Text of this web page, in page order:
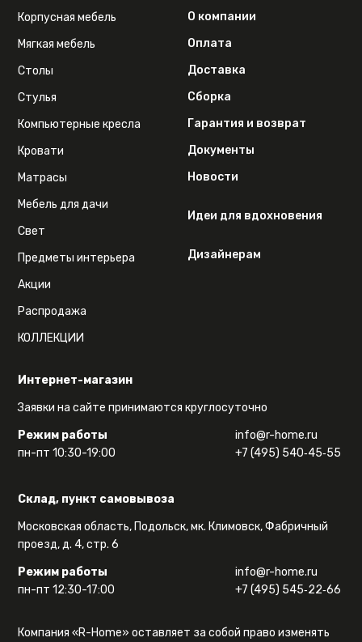
Интернет-магазин
Заявки на сайте принимаются круглосуточно
Режим работы
пн-пт 10:30-19:00
info@r-home.ru
+7 (495) 540‑45‑55
Склад, пункт самовывоза
Московская область, Подольск, мк. Климовск, Фабричный
проезд, д. 4, стр. 6
Режим работы
пн-пт 12:30-17:00
info@r-home.ru
+7 (495) 545‑22‑66
Корпусная мебель
Мягкая мебель
Столы
Стулья
Компьютерные кресла
Кровати
Матрасы
Мебель для дачи
Свет
Предметы интерьера
Акции
Распродажа
КОЛЛЕКЦИИ
О компании
Оплата
Доставка
Сборка
Гарантия и возврат
Документы
Новости
Идеи для вдохновения
Дизайнерам
Компания «R-Home» оставляет за собой право изменять